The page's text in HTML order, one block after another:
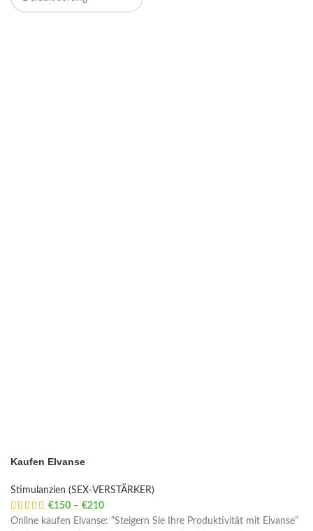
Kaufen Elvanse
Stimulanzien (SEX-VERSTÄRKER)
€150 – €210
Online kaufen Elvanse: “Steigern Sie Ihre Produktivität mit Elvanse”